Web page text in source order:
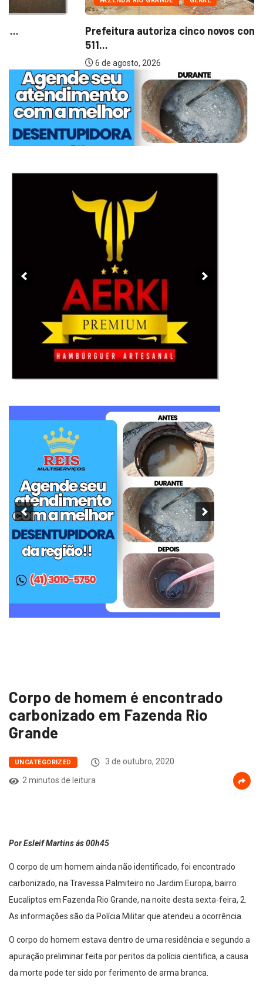
Prefeitura autoriza cinco novos condomínios com
Corpo de homem é encontrado
carbonizado em Fazenda Rio
Grande
UNCATEGORIZED
3 de outubro, 2020
2 minutos de leitura
Por Esleif Martins ás 00h45
O corpo de um homem ainda não identificado, foi encontrado
carbonizado, na Travessa Palmiteiro no Jardim Europa, bairro
Eucaliptos em Fazenda Rio Grande, na noite desta sexta-feira, 2.
As informações são da Polícia Militar que atendeu a ocorrência.
O corpo do homem estava dentro de uma residência e segundo a
apuração preliminar feita por peritos da polícia cientifica, a causa
da morte pode ter sido por ferimento de arma branca.